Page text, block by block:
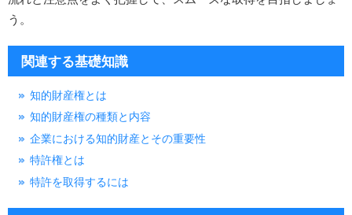
う。
関連する基礎知識
知的財産権とは
知的財産権の種類と内容
企業における知的財産とその重要性
特許権とは
特許を取得するには